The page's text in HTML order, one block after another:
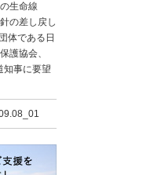
生命線
の差し戻し
体である日
護協会、
知事に要望